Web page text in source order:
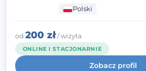
kliniczną oraz studia
interwencji kryzysowej i
klinicznej na SWPS we
kieruję się empatią,
uważnością na potrzeby
Polski
od 200 zł/ wizyta
ONLINE I STACJONARNIE
Zobacz profil